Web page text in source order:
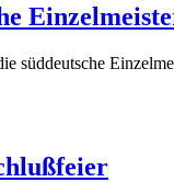
süddeutsche